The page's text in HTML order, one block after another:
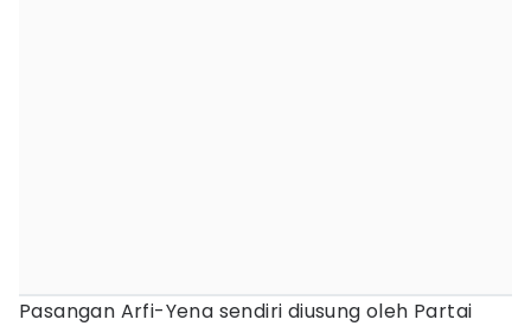
Pasangan Arfi-Yena sendiri diusung oleh Partai